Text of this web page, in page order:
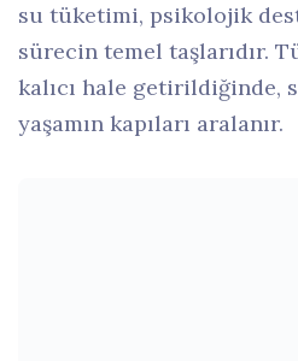
su tüketimi, psikolojik
sürecin temel taşlarıdır.
kalıcı hale getirildiğinde,
yaşamın kapıları aralanır.